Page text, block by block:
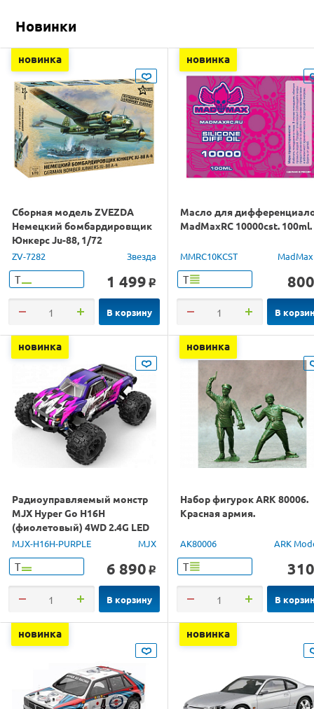
Новинки
новинка
Сборная модель ZVEZDA
Немецкий бомбардировщик
Юнкерс Ju-88, 1/72
ZV-7282 Звезда
Т 1 499 o
В корзину
новинка
Масло для
MadMaxRC 10000cst. 100ml.
MMRC10KCST
Т 800
В
новинка
Радиоуправляемый монстр
MJX Hyper Go H16H
(фиолетовый) 4WD 2.4G LED
GPS 1/16 RTR
MJX-H16H-PURPLE MJX
Т 6 890 o
В корзину
новинка
Набор фигурок ARK 80006.
Красная армия.
AK80006 ARK
Т 310
В
новинка новинка